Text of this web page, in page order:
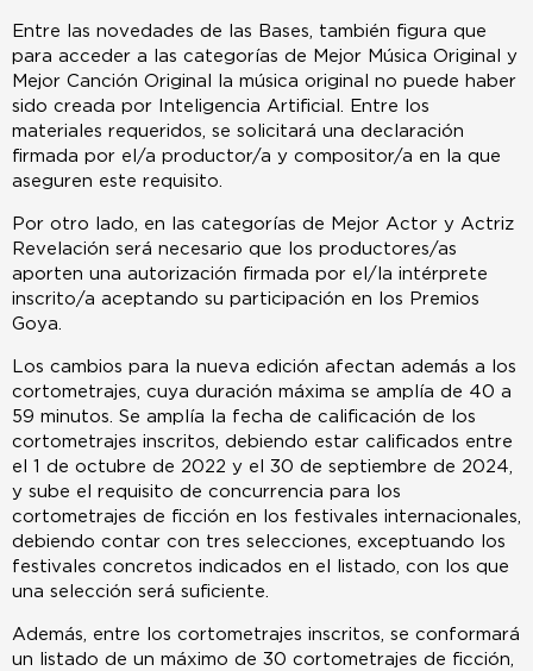
Entre las novedades de las Bases, también figura que
para acceder a las categorías de Mejor Música Original y
Mejor Canción Original la música original no puede haber
sido creada por Inteligencia Artificial. Entre los
materiales requeridos, se solicitará una declaración
firmada por el/a productor/a y compositor/a en la que
aseguren este requisito.
Por otro lado, en las categorías de Mejor Actor y Actriz
Revelación será necesario que los productores/as
aporten una autorización firmada por el/la intérprete
inscrito/a aceptando su participación en los Premios
Goya.
Los cambios para la nueva edición afectan además a los
cortometrajes, cuya duración máxima se amplía de 40 a
59 minutos. Se amplía la fecha de calificación de los
cortometrajes inscritos, debiendo estar calificados entre
el 1 de octubre de 2022 y el 30 de septiembre de 2024,
y sube el requisito de concurrencia para los
cortometrajes de ficción en los festivales internacionales,
debiendo contar con tres selecciones, exceptuando los
festivales concretos indicados en el listado, con los que
una selección será suficiente.
Además, entre los cortometrajes inscritos, se conformará
un listado de un máximo de 30 cortometrajes de ficción,